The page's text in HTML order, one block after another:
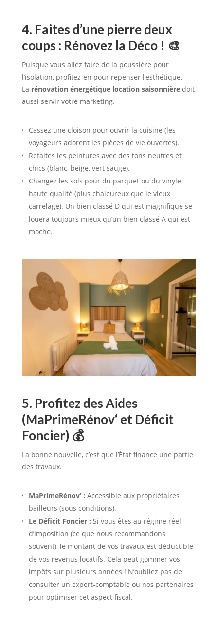
4. Faites d’une pierre deux
coups : Rénovez la Déco ! 🎨
Puisque vous allez faire de la poussière pour
l’isolation, profitez-en pour repenser l’esthétique.
La rénovation énergétique location saisonnièredoit
aussi servir votre marketing.
Cassez une cloison pour ouvrir la cuisine (les
voyageurs adorent les pièces de vie ouvertes).
Refaites les peintures avec des tons neutres et
chics (blanc, beige, vert sauge).
Changez les sols pour du parquet ou du vinyle
haute qualité (plus chaleureux que le vieux
carrelage). Un bien classé D qui est magnifique se
louera toujours mieux qu’un bien classé A qui est
moche.
5. Profitez des Aides
(MaPrimeRénov‘ et Déficit
Foncier) 💰
La bonne nouvelle, c’est que l’État finance une partie
des travaux.
MaPrimeRénov’ : Accessible aux propriétaires
bailleurs (sous conditions).
Le Déficit Foncier : Si vous êtes au régime réel
d’imposition (ce que nous recommandons
souvent), le montant de vos travaux est déductible
de vos revenus locatifs. Cela peut gommer vos
impôts sur plusieurs années ! N’oubliez pas de
consulter un expert-comptable ou nos partenaires
pour optimiser cet aspect fiscal.